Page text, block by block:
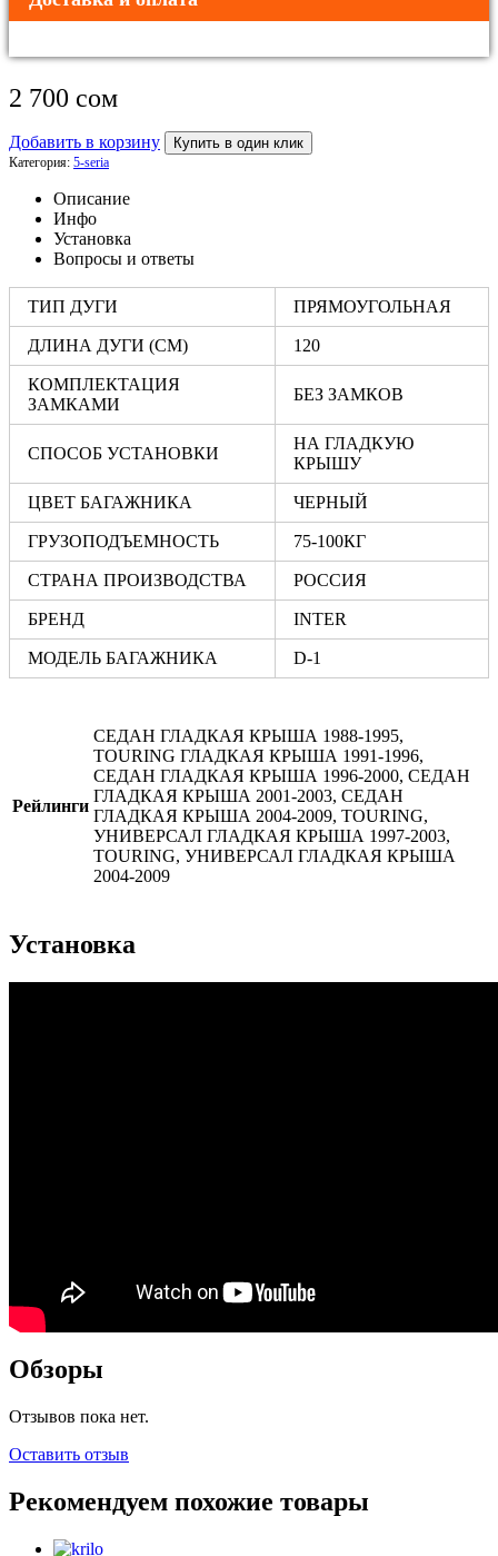
2 700 сом
Добавить в корзину Купить в один клик
Категория: 5-seria
Описание
Инфо
Установка
Вопросы и ответы
ТИП ДУГИ ПРЯМОУГОЛЬНАЯ
ДЛИНА ДУГИ (СМ) 120
КОМПЛЕКТАЦИЯ
ЗАМКАМИ
БЕЗ ЗАМКОВ
СПОСОБ УСТАНОВКИ
НА ГЛАДКУЮ
КРЫШУ
ЦВЕТ БАГАЖНИКА ЧЕРНЫЙ
ГРУЗОПОДЪЕМНОСТЬ 75-100КГ
СТРАНА ПРОИЗВОДСТВА РОССИЯ
БРЕНД INTER
МОДЕЛЬ БАГАЖНИКА D-1
Рейлинги
СЕДАН ГЛАДКАЯ КРЫША 1988-1995,
TOURING ГЛАДКАЯ КРЫША 1991-1996,
СЕДАН ГЛАДКАЯ КРЫША 1996-2000, СЕДАН
ГЛАДКАЯ КРЫША 2001-2003, СЕДАН
ГЛАДКАЯ КРЫША 2004-2009, TOURING,
УНИВЕРСАЛ ГЛАДКАЯ КРЫША 1997-2003,
TOURING, УНИВЕРСАЛ ГЛАДКАЯ КРЫША
2004-2009
Установка
Обзоры
Отзывов пока нет.
Оставить отзыв
Рекомендуем похожие товары